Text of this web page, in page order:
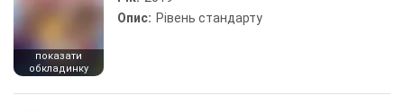
показати
обкладинку
Опис: Рівень стандарту